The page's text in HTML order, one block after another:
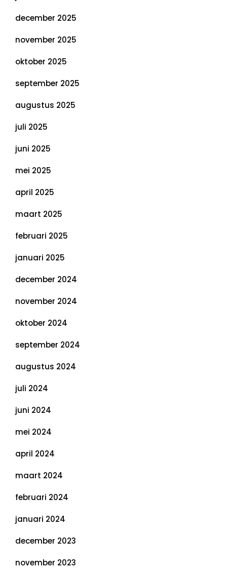
december 2025
november 2025
oktober 2025
september 2025
augustus 2025
juli 2025
juni 2025
mei 2025
april 2025
maart 2025
februari 2025
januari 2025
december 2024
november 2024
oktober 2024
september 2024
augustus 2024
juli 2024
juni 2024
mei 2024
april 2024
maart 2024
februari 2024
januari 2024
december 2023
november 2023